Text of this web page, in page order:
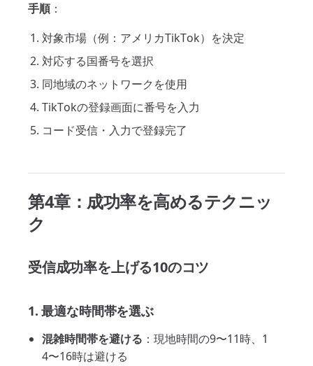
手順：
対象市場（例：アメリカTikTok）を決定
対応する国番号を選択
同地域のネットワークを使用
TikTokの登録画面に番号を入力
コード受信・入力で登録完了
第4章：成功率を高めるテクニッ
ク
受信成功率を上げる10のコツ
1. 最適な時間帯を選ぶ
混雑時間帯を避ける ：現地時間の9〜11時、1
4〜16時は避ける